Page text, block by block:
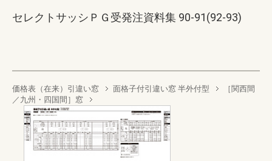
セレクトサッシＰＧ受発注資料集 90-91(92-93)
価格表（在来）引違い窓 面格子付引違い窓 半外付型
［関西間
／九州・四国間］窓